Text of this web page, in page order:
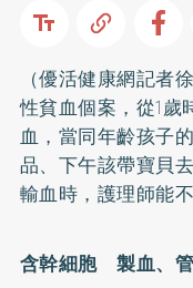
（優活健康網記者
性貧血個案，從1歲
血，當同年齡孩子
品、下午該帶寶貝
輸血時，護理師能
含幹細胞 製血、